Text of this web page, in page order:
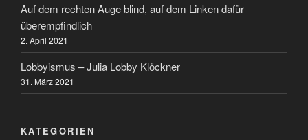
Auf dem rechten Auge blind, auf dem Linken dafür
überempfindlich
2. April 2021
Lobbyismus – Julia Lobby Klöckner
31. März 2021
KATEGORIEN